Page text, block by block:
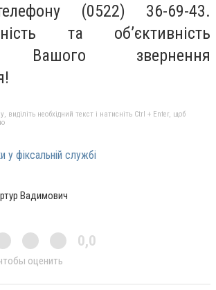
(0522) 36-69-43.
та об’єктивність
Вашого звернення
необхідний текст і натисніть Ctrl + Enter, щоб
у фіксальній службі
Вадимович
0,0
оценить